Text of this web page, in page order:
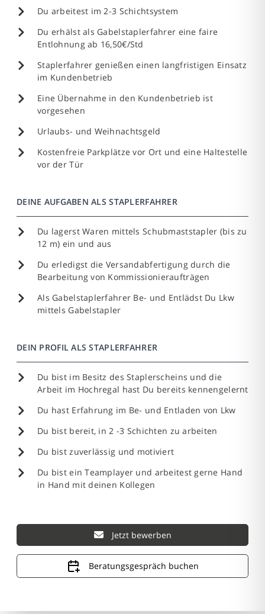
Du arbeitest im 2-3 Schichtsystem
Du erhälst als Gabelstaplerfahrer eine faire
Entlohnung ab 16,50€/Std
Staplerfahrer genießen einen langfristigen Einsatz
im Kundenbetrieb
Eine Übernahme in den Kundenbetrieb ist
vorgesehen
Urlaubs- und Weihnachtsgeld
Kostenfreie Parkplätze vor Ort und eine Haltestelle
vor der Tür
DEINE AUFGABEN ALS STAPLERFAHRER
Du lagerst Waren mittels Schubmaststapler (bis zu
12 m) ein und aus
Du erledigst die Versandabfertigung durch die
Bearbeitung von Kommissionieraufträgen
Als Gabelstaplerfahrer Be- und Entlädst Du Lkw
mittels Gabelstapler
DEIN PROFIL ALS STAPLERFAHRER
Du bist im Besitz des Staplerscheins und die
Arbeit im Hochregal hast Du bereits kennengelernt
Du hast Erfahrung im Be- und Entladen von Lkw
Du bist bereit, in 2 -3 Schichten zu arbeiten
Du bist zuverlässig und motiviert
Du bist ein Teamplayer und arbeitest gerne Hand
in Hand mit deinen Kollegen
Jetzt bewerben
Beratungsgespräch buchen